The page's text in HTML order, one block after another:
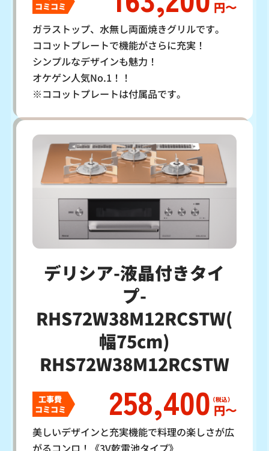
コミコミ
円〜
ガラストップ、水無し両面焼きグリルです。
ココットプレートで機能がさらに充実！
シンプルなデザインも魅力！
オケゲン人気No.1！！
※ココットプレートは付属品です。
デリシア-液晶付きタイ
プ-
RHS72W38M12RCSTW(
幅75cm)
RHS72W38M12RCSTW
工事費
コミコミ
258,400 円〜
美しいデザインと充実機能で料理の楽しさが広
がるコンロ！《3V乾電池タイプ》